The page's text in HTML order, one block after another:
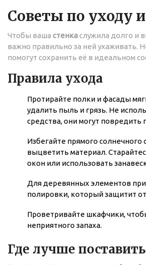
Советы по уходу
Чтобы ваша стенкаслужила долго и
важно правильно за ней ухаживать.
помогут сохранить её в идеальном
Правила ухода
Протирайте полки и фасады
удалить пыль и грязь. Не
средства, они могут повредить
Избегайте прямого
выцветить материал.
окон или использовать
Для деревянных элементов
полировки, который защитит
Проветривайте шкафчики,
неприятного запаха.
Где лучше